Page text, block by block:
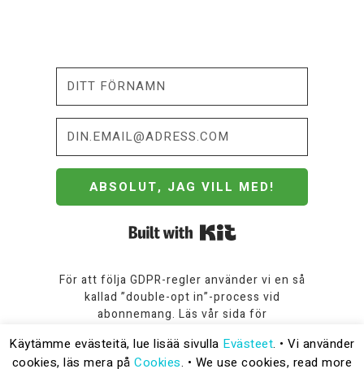
ABSOLUT, JAG VILL MED!
För att följa GDPR-regler använder vi en så
kallad ”double-opt in”-process vid
abonnemang. Läs vår sida för
mera.
Käytämme evästeitä, lue lisää sivulla Evästeet. • Vi använder
cookies, läs mera påCookies. • We use cookies, read more